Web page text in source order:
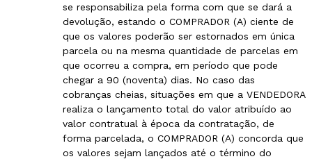
se responsabiliza pela forma com que se dará a
devolução, estando o COMPRADOR (A) ciente de
que os valores poderão ser estornados em única
parcela ou na mesma quantidade de parcelas em
que ocorreu a compra, em período que pode
chegar a 90 (noventa) dias. No caso das
cobranças cheias, situações em que a VENDEDORA
realiza o lançamento total do valor atribuído ao
valor contratual à época da contratação, de
forma parcelada, o COMPRADOR (A) concorda que
os valores sejam lançados até o término do